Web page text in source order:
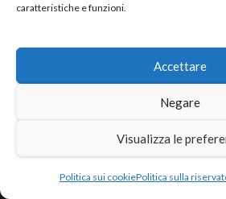
caratteristiche e funzioni.
Accettare
Negare
Visualizza le
Politica sui cookiePolitica sulla
Opinioni
Maggiori
OFF Officine Sonore: la discoteca